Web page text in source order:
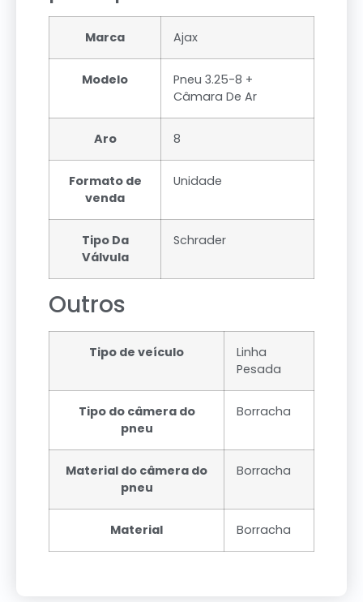
Marca Ajax
Modelo
Pneu 3.25-8 +
Câmara De Ar
Aro 8
Formato de
venda
Unidade
Tipo Da
Válvula
Schrader
Outros
Tipo de veículo
Linha
Pesada
Tipo do câmera do
pneu
Borracha
Material do câmera do
pneu
Borracha
Material Borracha